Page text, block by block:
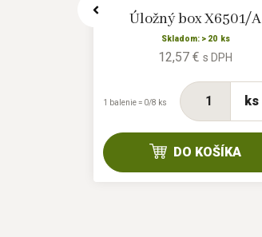
Úložný box X6501/A
Skladom: > 20 ks
12,57 € s DPH
ks
1 balenie = 0/8 ks
DO KOŠÍKA